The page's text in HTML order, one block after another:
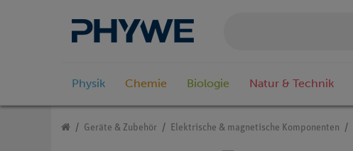
Physik Chemie Biologie Natur & Technik
Geräte & Zubehör Elektrische & magnetische Komponenten